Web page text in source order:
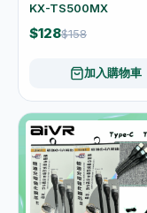
KX-TS500MX
$128$158
加入購物車